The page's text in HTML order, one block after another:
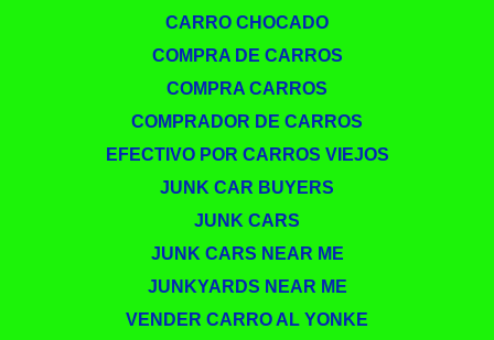
CARRO CHOCADO
COMPRA DE CARROS
COMPRA CARROS
COMPRADOR DE CARROS
EFECTIVO POR CARROS VIEJOS
JUNK CAR BUYERS
JUNK CARS
JUNK CARS NEAR ME
JUNKYARDS NEAR ME
VENDER CARRO AL YONKE